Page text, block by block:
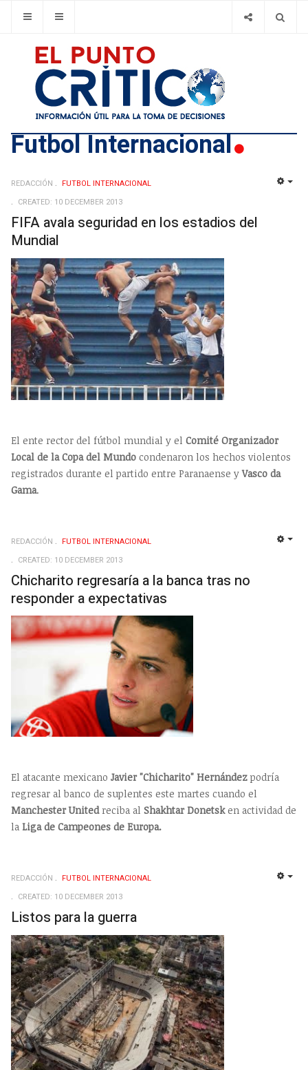
Futbol Internacional
REDACCIÓN
FUTBOL INTERNACIONAL
CREATED: 10 DECEMBER 2013
FIFA avala seguridad en los estadios del
Mundial
El ente rector del fútbol mundial y el Comité Organizador
Local de la Copa del Mundo condenaron los hechos violentos
registrados durante el partido entre Paranaense yVasco da
Gama.
REDACCIÓN
FUTBOL INTERNACIONAL
CREATED: 10 DECEMBER 2013
Chicharito regresaría a la banca tras no
responder a expectativas
El atacante mexicano Javier "Chicharito" Hernández podría
regresar al banco de suplentes este martes cuando el
Manchester Unitedreciba al Shakhtar Donetsken actividad de
la Liga de Campeones de Europa.
REDACCIÓN
FUTBOL INTERNACIONAL
CREATED: 10 DECEMBER 2013
Listos para la guerra